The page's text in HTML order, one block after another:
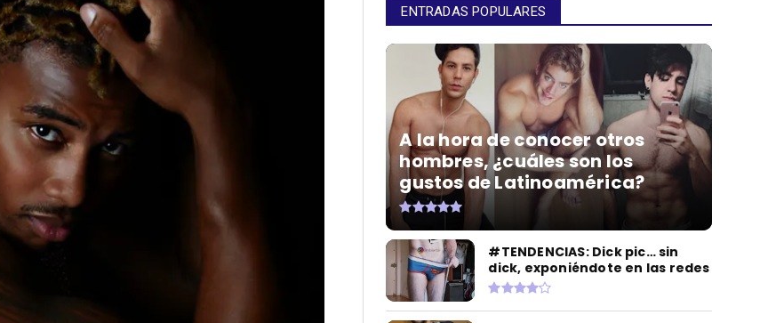
ENTRADAS POPULARES
A la hora de conocer otros
hombres, ¿cuáles son los
gustos de Latinoamérica?
#TENDENCIAS: Dick pic… sin
dick, exponiéndote en las redes